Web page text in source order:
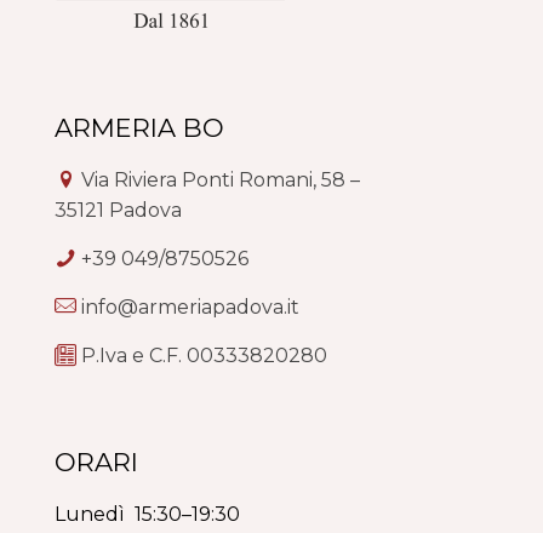
ARMERIA BO
Via Riviera Ponti Romani, 58 –
35121 Padova
+39 049/8750526
info@armeriapadova.it
P.Iva e C.F. 00333820280
ORARI
Lunedì 15:30–19:30